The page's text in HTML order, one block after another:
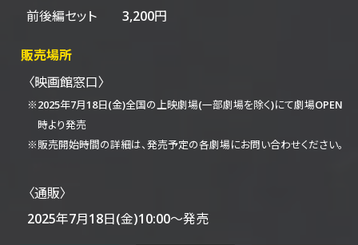
前後編セット
3,200円
販売場所
〈映画館窓口〉
※2025年7月18日(金)全国の上映劇場(一部劇場を除く)にて劇場OPEN
時より発売
※販売開始時間の詳細は、発売予定の各劇場にお問い合わせください。
〈通販〉
2025年7月18日(金)10:00～発売